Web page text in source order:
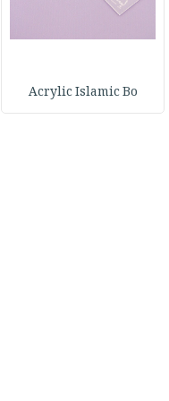
Acrylic Islamic Bo